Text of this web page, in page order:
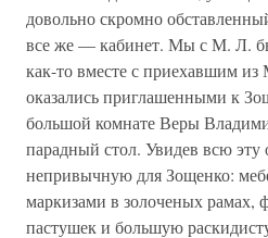
довольно скромно
все же — кабинет. Мы с М. Л.
как-то вместе с приехавшим
оказались приглашенными к
большой комнате Веры
парадный стол. Увидев всю эту
непривычную для Зощенко:
маркизами в золоченых рамах,
пастушек и большую